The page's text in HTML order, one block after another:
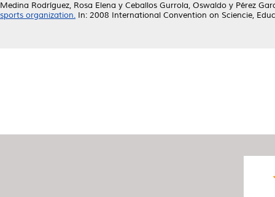
Medina Rodríguez, Rosa Elena y Ceballos Gurrola, Oswaldo y Pérez
sports organization. In: 2008 International Convention on Sciencie,